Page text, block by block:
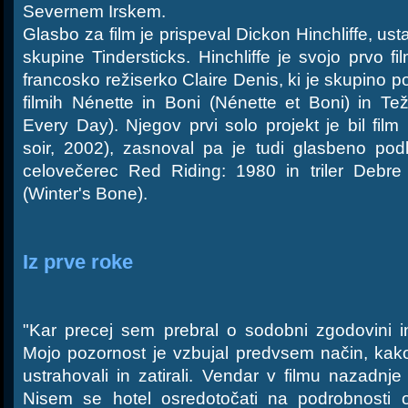
Severnem Irskem.
Glasbo za film je prispeval Dickon Hinchliffe,
skupine Tindersticks. Hinchliffe je svojo prvo
francosko režiserko Claire Denis, ki je skupino
filmih Nénette in Boni (Nénette et Boni) in
Every Day). Njegov prvi solo projekt je bil film
soir, 2002), zasnoval pa je tudi glasbeno
celovečerec Red Riding: 1980 in triler
(Winter's Bone).
Iz prve roke
"Kar precej sem prebral o sodobni zgodovini
Mojo pozornost je vzbujal predvsem način,
ustrahovali in zatirali. Vendar v filmu
Nisem se hotel osredotočati na podrobnosti